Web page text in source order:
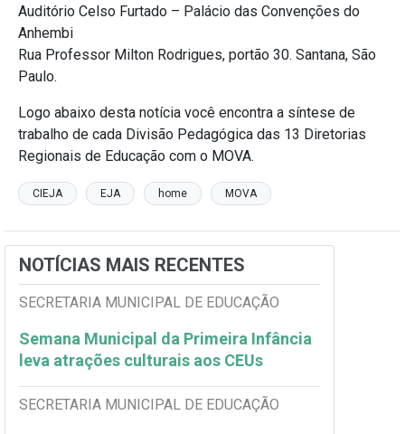
Auditório Celso Furtado – Palácio das Convenções do
Anhembi
Rua Professor Milton Rodrigues, portão 30. Santana, São
Paulo.
Logo abaixo desta notícia você encontra a síntese de
trabalho de cada Divisão Pedagógica das 13 Diretorias
Regionais de Educação com o MOVA.
CIEJA EJA home MOVA
NOTÍCIAS MAIS RECENTES
SECRETARIA MUNICIPAL DE EDUCAÇÃO
Semana Municipal da Primeira Infância
leva atrações culturais aos CEUs
SECRETARIA MUNICIPAL DE EDUCAÇÃO